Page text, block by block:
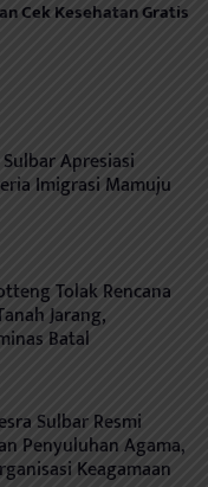
Cek Kesehatan Gratis
Apresiasi
Imigrasi Mamuju
Tolak Rencana
Jarang,
Batal
Sulbar Resmi
Penyuluhan Agama,
Keagamaan